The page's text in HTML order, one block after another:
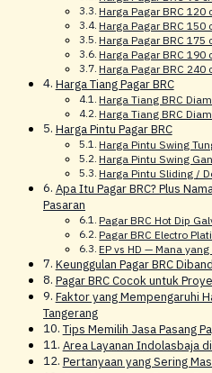
Harga Pagar BRC 120
Harga Pagar BRC 150
Harga Pagar BRC 175
Harga Pagar BRC 190
Harga Pagar BRC 240
Harga Tiang Pagar BRC
Harga Tiang BRC
Harga Tiang BRC
Harga Pintu Pagar BRC
Harga Pintu Swing
Harga Pintu Swing
Harga Pintu Sliding /
Apa Itu Pagar BRC? Plus
Pasaran
Pagar BRC Hot Dip
Pagar BRC Electro
EP vs HD — Mana
Keunggulan Pagar BRC
Pagar BRC Cocok untuk
Faktor yang Mempengaruhi
Tangerang
Tips Memilih Jasa Pasang
Area Layanan Indolasbaja
Pertanyaan yang Sering